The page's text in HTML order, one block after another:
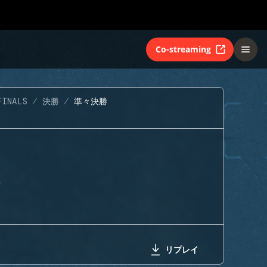
Co-streaming
決勝 準々決勝
リプレイ